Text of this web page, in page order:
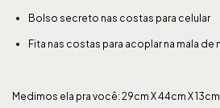
Bolso secreto nas costas para celular
Fita nas costas para acoplar na mala de
Medimos ela pra você: 29cm X 44cm X 13cm